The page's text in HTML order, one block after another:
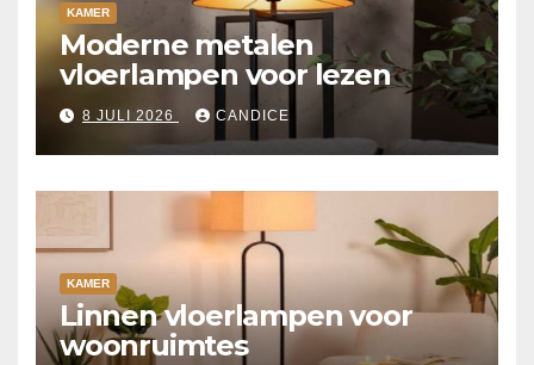
KAMER
Moderne metalen
vloerlampen voor lezen
8 JULI 2026 CANDICE
KAMER
Linnen vloerlampen voor
woonruimtes